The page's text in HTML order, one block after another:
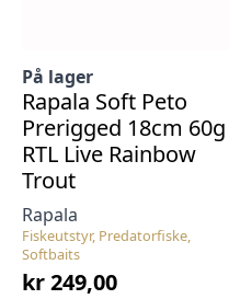
Fiskeutstyr, Predatorfiske,
Softbaits
Rapala
På lager
Rapala Soft Peto
Prerigged 18cm 60g
RTL Live Rainbow
Trout
kr249,00